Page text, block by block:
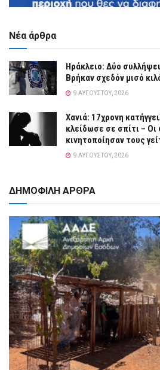
Νέα άρθρα
Ηράκλειο: Δύο
Βρήκαν σχεδόν μισό
9 ΑΥΓΟΎΣΤΟΥ, 2026
Χανιά: 17χρονη
κλείδωσε σε σπίτι –
κινητοποίησαν τους
9 ΑΥΓΟΎΣΤΟΥ, 2026
ΔΗΜΟΦΙΛΗ ΑΡΘΡΑ